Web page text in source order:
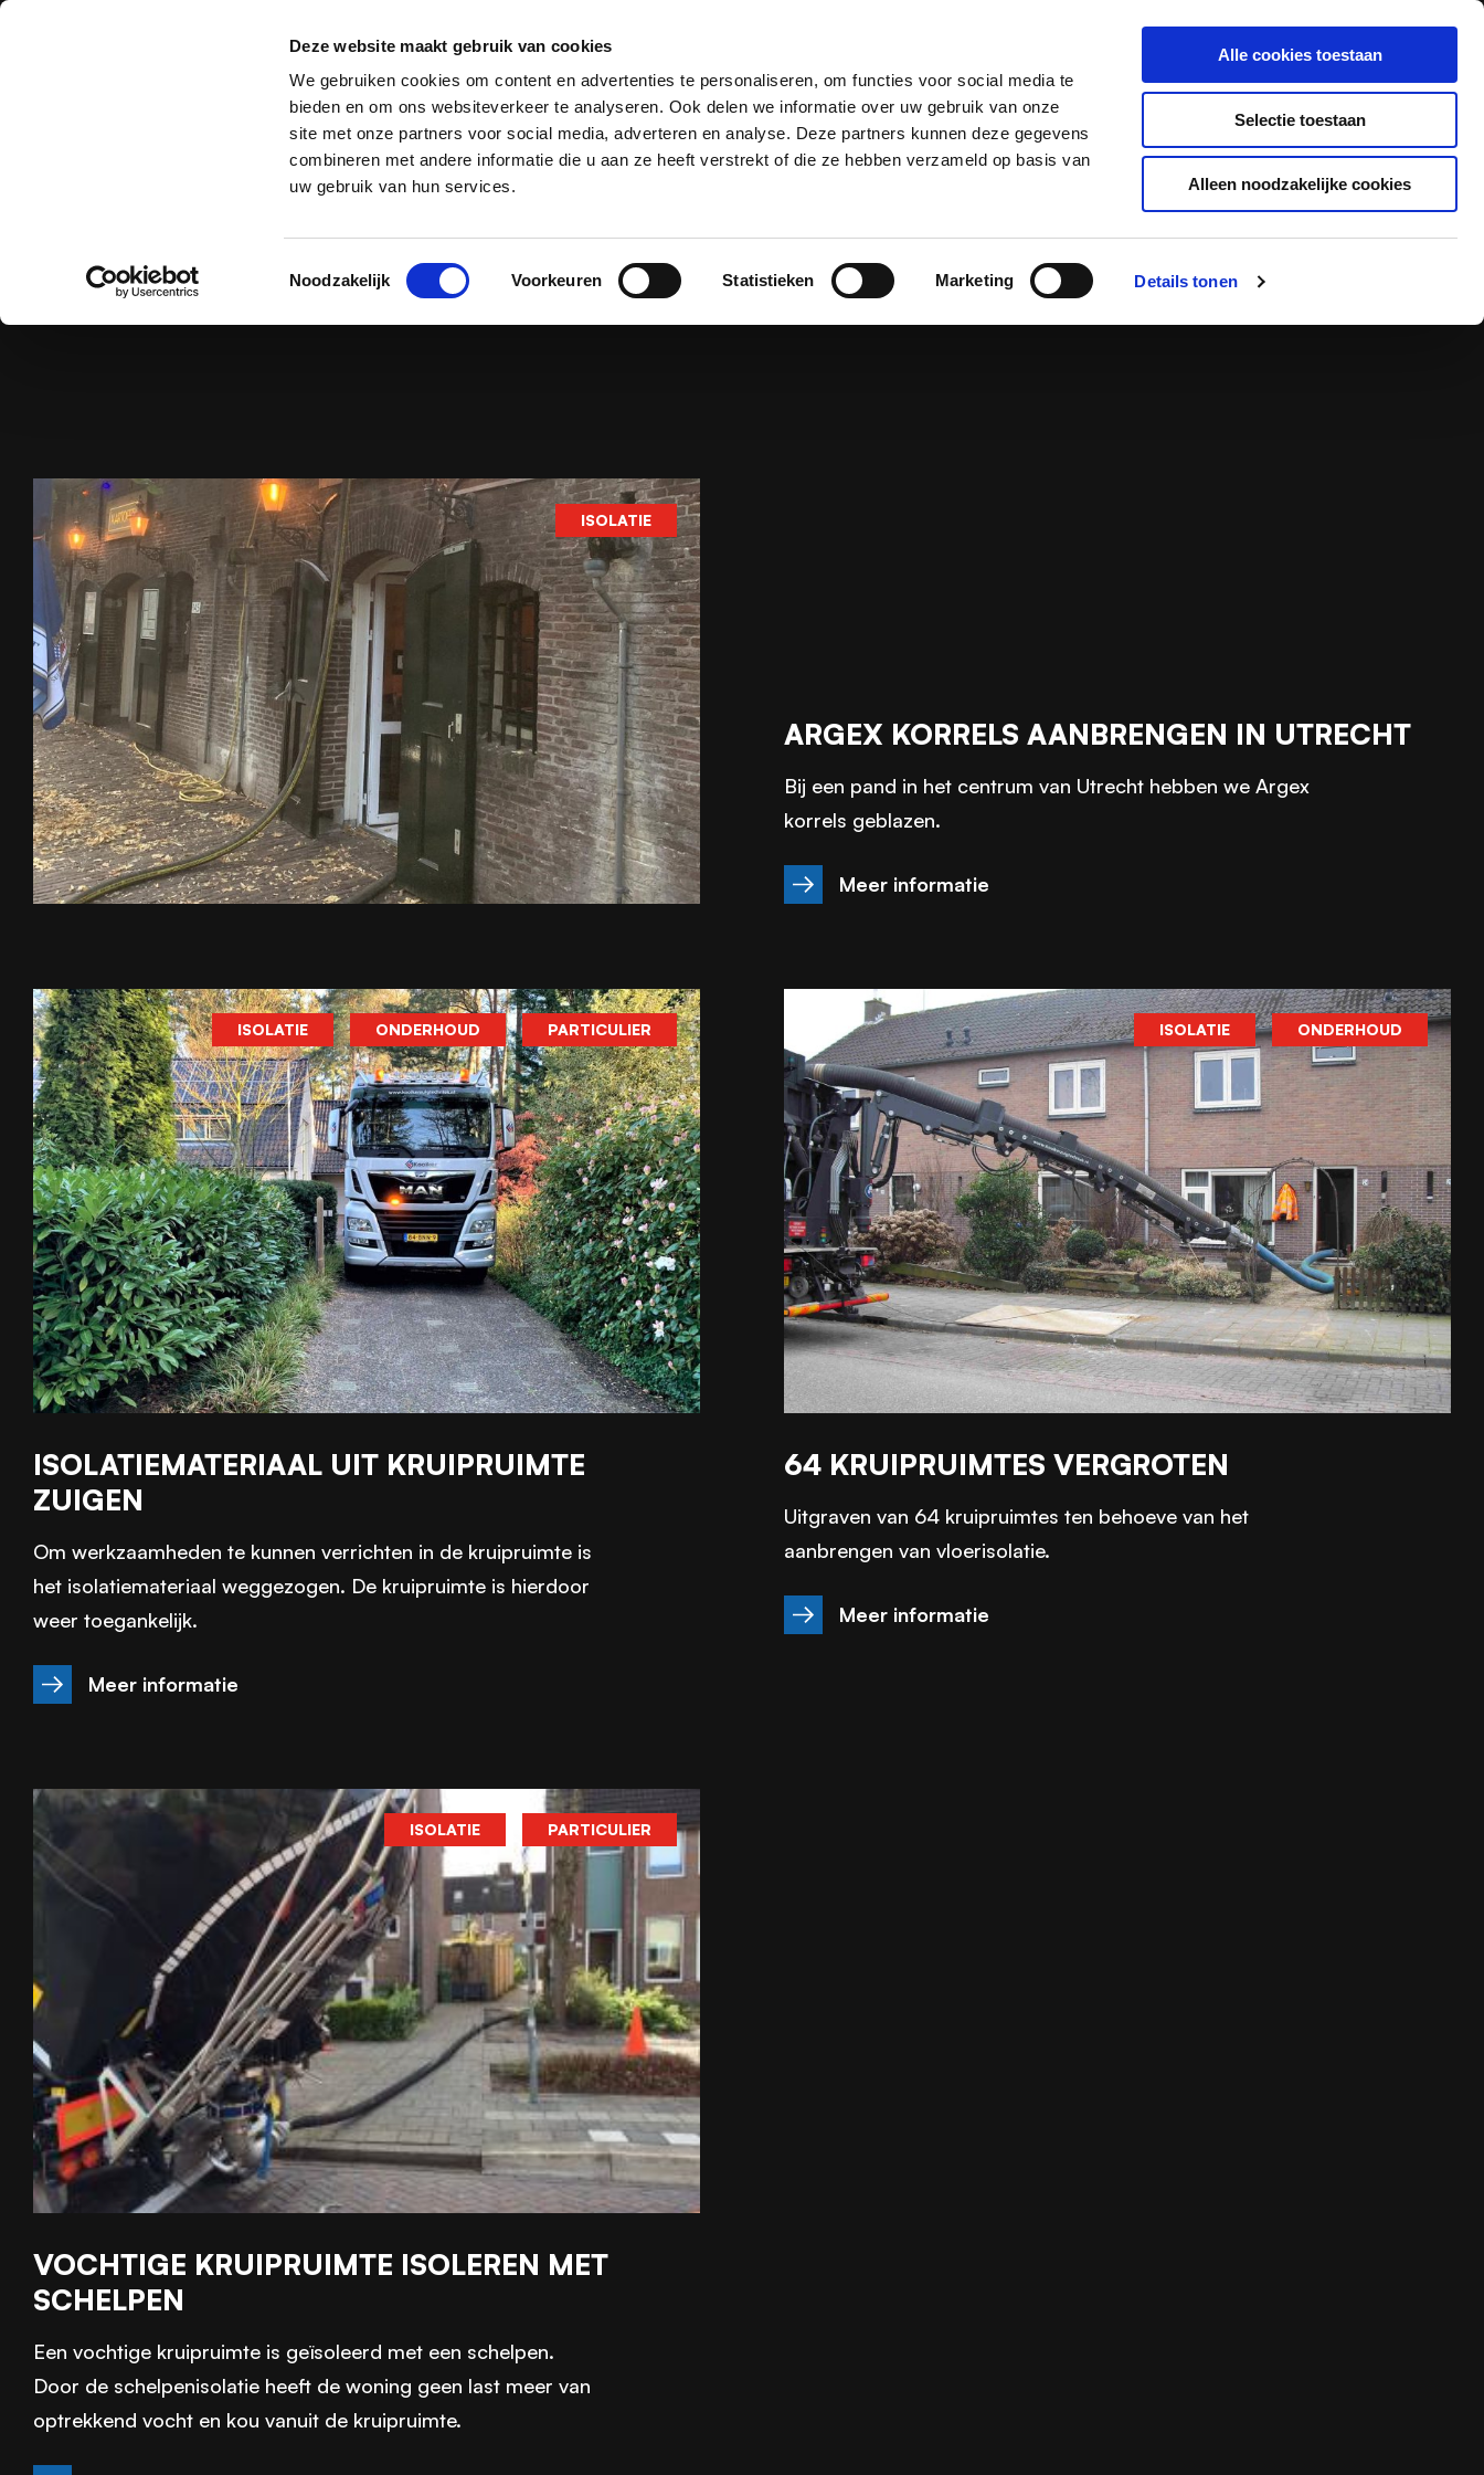
Deze website maakt gebruik van cookies
We gebruiken cookies om content en advertenties te personaliseren, om functies voor social media te
bieden en om ons websiteverkeer te analyseren. Ook delen we informatie over uw gebruik van onze
site met onze partners voor social media, adverteren en analyse. Deze partners kunnen deze gegevens
combineren met andere informatie die u aan ze heeft verstrekt of die ze hebben verzameld op basis van
uw gebruik van hun services.
Toestemmingsselectie
Noodzakelijk Voorkeuren Statistieken Marketing Details tonen
Alle cookies toestaan
Selectie toestaan
Alleen noodzakelijke cookies
Offerte aanvragen
ISOLATIE
ISOLATIE
ARGEX KORRELS AANBRENGEN IN UTRECHT
Bij een pand in het centrum van Utrecht hebben we Argex
korrels geblazen.
Meer informatie
ISOLATIE ONDERHOUD PARTICULIER
ISOLATIEMATERIAAL UIT KRUIPRUIMTE
ZUIGEN
Om werkzaamheden te kunnen verrichten in de kruipruimte is
het isolatiemateriaal weggezogen. De kruipruimte is hierdoor
weer toegankelijk.
Meer informatie
ISOLATIE ONDERHOUD
64 KRUIPRUIMTES VERGROTEN
Uitgraven van 64 kruipruimtes ten behoeve van het
aanbrengen van vloerisolatie.
Meer informatie
ISOLATIE PARTICULIER
VOCHTIGE KRUIPRUIMTE ISOLEREN MET
SCHELPEN
Een vochtige kruipruimte is geïsoleerd met een schelpen.
Door de schelpenisolatie heeft de woning geen last meer van
optrekkend vocht en kou vanuit de kruipruimte.